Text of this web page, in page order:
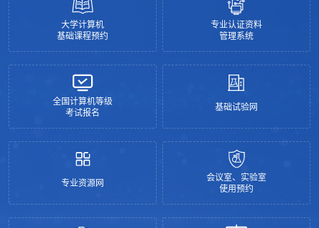
大学计算机
基础课程预约
专业认证资料
管理系统
全国计算机等级
考试报名
基础试验网
专业资源网
会议室、实验室
使用预约